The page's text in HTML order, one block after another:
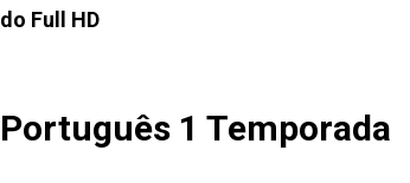
Full HD
1 Temporada